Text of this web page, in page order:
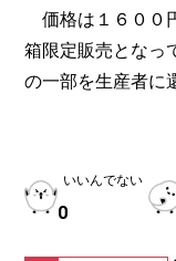
価格は１６００
箱限定販売となっ
の一部を生産者に
いいんでない
0